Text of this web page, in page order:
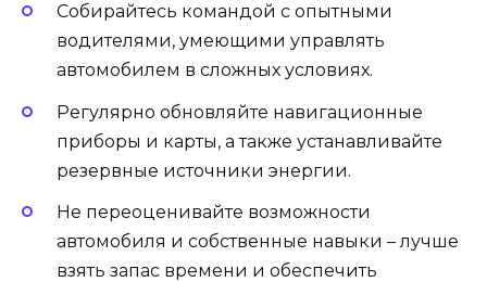
Собирайтесь командой с опытными
водителями, умеющими управлять
автомобилем в сложных условиях.
Регулярно обновляйте навигационные
приборы и карты, а также устанавливайте
резервные источники энергии.
Не переоценивайте возможности
автомобиля и собственные навыки – лучше
взять запас времени и обеспечить